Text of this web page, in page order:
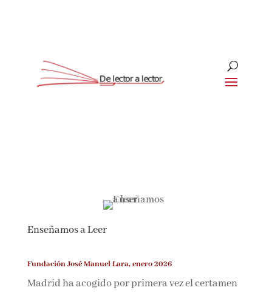
Enseñamos a Leer
Fundación José Manuel Lara, enero 2026
Madrid ha acogido por primera vez el certamen
Suscríbete
Únete a nuestra comunidad de amantes de la
Nombre*